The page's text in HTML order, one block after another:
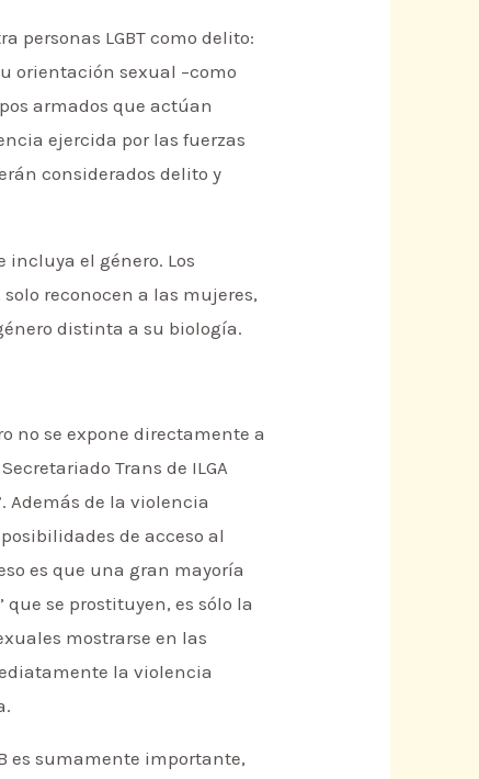
personas LGBT como delito:
orientación sexual –como
armados que actúan
ejercida por las fuerzas
considerados delito y
incluya el género. Los
reconocen a las mujeres,
distinta a su biología.
no se expone directamente a
Trans de ILGA
Además de la violencia
de acceso al
es que una gran mayoría
se prostituyen, es sólo la
mostrarse en las
la violencia
es sumamente importante,